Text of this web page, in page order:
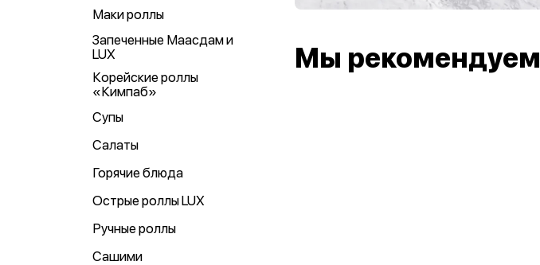
Маки роллы
Запеченные Маасдам и
LUX
Корейские роллы
«Кимпаб»
Супы
Салаты
Горячие блюда
Острые роллы LUX
Ручные роллы
Сашими
Мы рекомендуем